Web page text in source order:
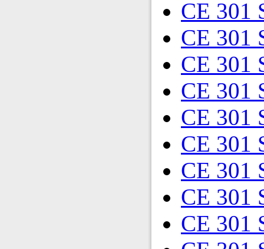
CE 301
CE 301
CE 301
CE 301
CE 301
CE 301
CE 301
CE 301
CE 301